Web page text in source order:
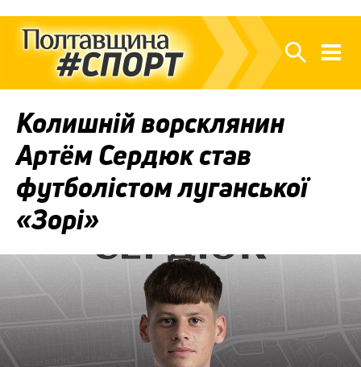
Колишній ворсклянин
Артём Сердюк став
футболістом луганської
«Зорі»